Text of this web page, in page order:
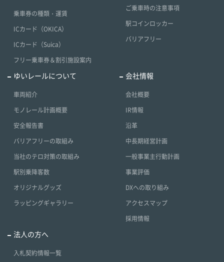
乗車券の種類・運賃
ICカード（OKICA）
ICカード（Suica）
フリー乗車券＆割引施設案内
ご乗車時の注意事項
駅コインロッカー
バリアフリー
ゆいレールについて
車両紹介
モノレール計画概要
安全報告書
バリアフリーの取組み
当社のテロ対策の取組み
駅別乗降客数
オリジナルグッズ
ラッピングギャラリー
会社情報
会社概要
IR情報
沿革
中長期経営計画
一般事業主行動計画
事業評価
DXへの取り組み
アクセスマップ
採用情報
法人の方へ
入札契約情報一覧